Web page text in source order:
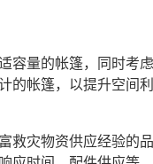
容量的帐篷，同时考
的帐篷，以提升空间
救灾物资供应经验的